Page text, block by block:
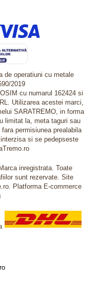
de operatiuni cu metale
2019
cu numarul 162424 si
Utilizarea acestei marci,
SARATREMO, in forma
limitat la, meta taguri sau
permisiunea prealabila
si se pedepseste
inregistrata. Toate
sunt rezervate. Site
Platforma E-commerce